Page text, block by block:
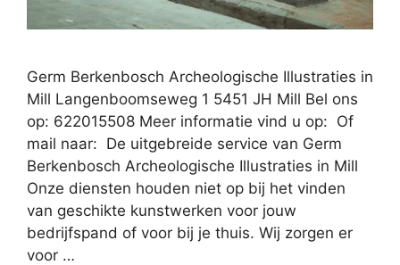
Germ Berkenbosch Archeologische Illustraties in
Mill Langenboomseweg 1 5451 JH Mill Bel ons
op: 622015508 Meer informatie vind u op: Of
mail naar: De uitgebreide service van Germ
Berkenbosch Archeologische Illustraties in Mill
Onze diensten houden niet op bij het vinden
van geschikte kunstwerken voor jouw
bedrijfspand of voor bij je thuis. Wij zorgen er
voor …